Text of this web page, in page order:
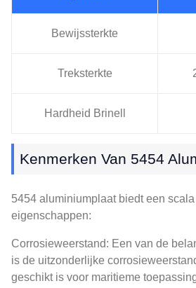
Bewijssterkte
Treksterkte
Hardheid Brinell
Kenmerken Van 5454
5454 aluminiumplaat biedt een
eigenschappen:
Corrosieweerstand: Een van de
is de uitzonderlijke
geschikt is voor maritieme